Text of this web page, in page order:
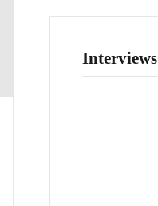
Interviews